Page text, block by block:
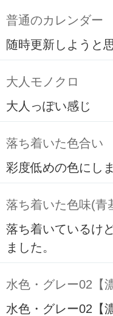
普通のカレンダー
随時更新しようと
大人モノクロ
大人っぽい感じ
落ち着いた色合い
彩度低めの色にし
落ち着いた色味(青
落ち着いているけ
ました。
水色・グレー02【
水色・グレー02【